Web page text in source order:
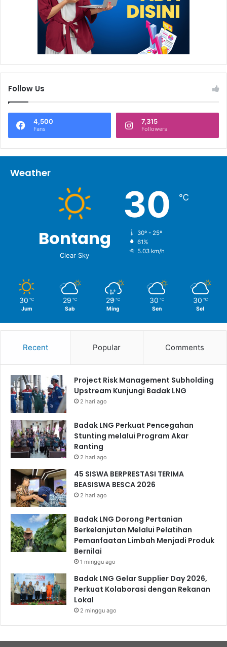
Follow Us
4,500
Fans
7,315
Followers
Weather
Bontang
Clear Sky
30 ℃
30º - 25º
61%
5.03 km/h
30 ℃
Jum
29 ℃
Sab
29 ℃
Ming
30 ℃
Sen
30 ℃
Sel
Recent Popular Comments
Project Risk Management Subholding
Upstream Kunjungi Badak LNG
2 hari ago
Badak LNG Perkuat Pencegahan
Stunting melalui Program Akar
Ranting
2 hari ago
45 SISWA BERPRESTASI TERIMA
BEASISWA BESCA 2026
2 hari ago
Badak LNG Dorong Pertanian
Berkelanjutan Melalui Pelatihan
Pemanfaatan Limbah Menjadi Produk
Bernilai
1 minggu ago
Badak LNG Gelar Supplier Day 2026,
Perkuat Kolaborasi dengan Rekanan
Lokal
2 minggu ago